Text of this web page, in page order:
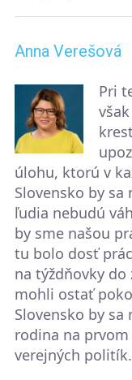
Anna Verešová
Pri
úlohu, ktorú v
Slovensko by
ľudia nebudú
by sme našou
tu bolo dosť
na týždňovky
mohli ostať
Slovensko by
rodina na
verejných politík.